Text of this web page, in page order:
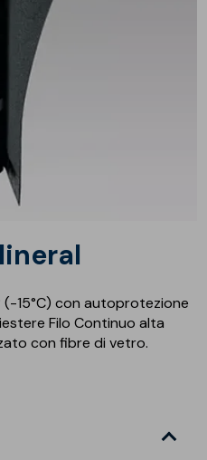
(-15°C) con autoprotezione
Filo Continuo alta
con fibre di vetro.